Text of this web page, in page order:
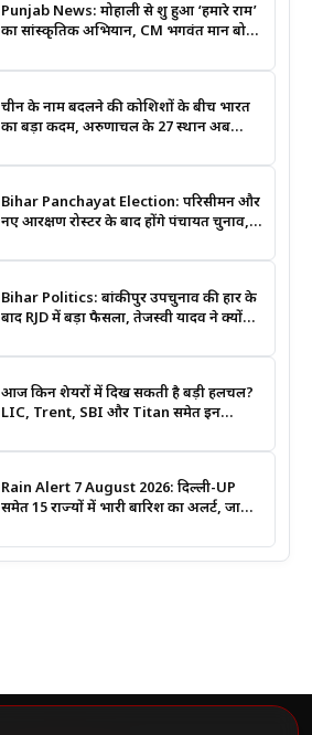
Punjab News: मोहाली से शुरू हुआ ‘हमारे राम’
का सांस्कृतिक अभियान, CM भगवंत मान बोले-
चीन के नाम बदलने की कोशिशों के बीच भारत
का बड़ा कदम, अरुणाचल के 27 स्थान अब
Bihar Panchayat Election: परिसीमन और
नए आरक्षण रोस्टर के बाद होंगे पंचायत चुनाव,
Bihar Politics: बांकीपुर उपचुनाव की हार के
बाद RJD में बड़ा फैसला, तेजस्वी यादव ने क्यों
आज किन शेयरों में दिख सकती है बड़ी हलचल?
LIC, Trent, SBI और Titan समेत इन
Rain Alert 7 August 2026: दिल्ली-UP
समेत 15 राज्यों में भारी बारिश का अलर्ट, जानिए